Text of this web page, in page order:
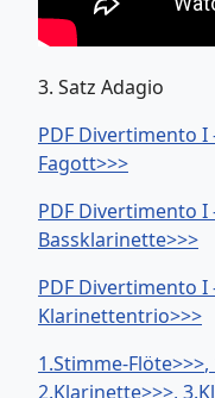
3. Satz Adagio
PDF Divertimento I
Fagott>>>
PDF Divertimento I
Bassklarinette>>>
PDF Divertimento I
Klarinettentrio>>>
1.Stimme-Flöte>>>
2.Klarinette>>>,